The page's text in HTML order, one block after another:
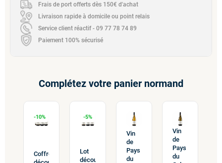
Frais de port offerts dès 150€ d'achat
Livraison rapide à domicile ou point relais
Service client réactif - 09 77 78 74 89
Paiement 100% sécurisé
Complétez votre panier normand
-10%
Coffret
-5%
Lot
découverte
Vin
de
Pays
du
Vin
de
Pays
du